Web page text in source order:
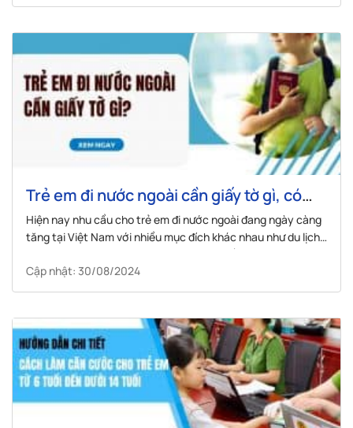
Trẻ em đi nước ngoài cần giấy tờ gì, có
cần phụ huynh đi theo không?
Hiện nay nhu cầu cho trẻ em đi nước ngoài đang ngày càng
tăng tại Việt Nam với nhiều mục đích khác nhau như du lịch,
tham gia trại hè, du học, thăm thân,.... Nếu bạn cũng đang
muốn cho con em bạn đi nước ngoài thì bài viết...
Cập nhật: 30/08/2024